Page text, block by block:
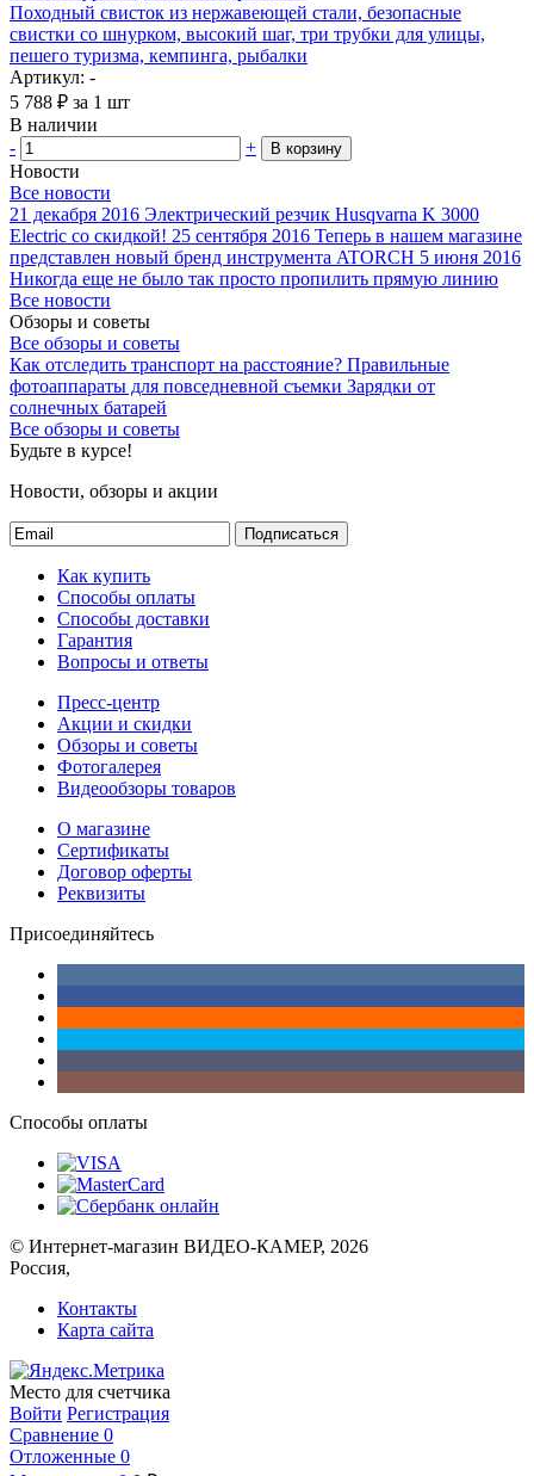
Походный свисток из нержавеющей стали, безопасные
свистки со шнурком, высокий шаг, три трубки для улицы,
пешего туризма, кемпинга, рыбалки
Артикул: -
5 788 ₽ за 1 шт
В наличии
-
+ В корзину
Новости
Все новости
21 декабря 2016 Электрический резчик Husqvarna K 3000
Electric со скидкой! 25 сентября 2016 Теперь в нашем магазине
представлен новый бренд инструмента ATORCH 5 июня 2016
Никогда еще не было так просто пропилить прямую линию
Все новости
Обзоры и советы
Все обзоры и советы
Как отследить транспорт на расстояние? Правильные
фотоаппараты для повседневной съемки Зарядки от
солнечных батарей
Все обзоры и советы
Будьте в курсе!
Новости, обзоры и акции
Подписаться
Как купить
Способы оплаты
Способы доставки
Гарантия
Вопросы и ответы
Пресс-центр
Акции и скидки
Обзоры и советы
Фотогалерея
Видеообзоры товаров
О магазине
Сертификаты
Договор оферты
Реквизиты
Присоединяйтесь
Способы оплаты
© Интернет-магазин ВИДЕО-КАМЕР, 2026
Россия,
Контакты
Карта сайта
Место для счетчика
Войти Регистрация
Сравнение 0
Отложенные 0